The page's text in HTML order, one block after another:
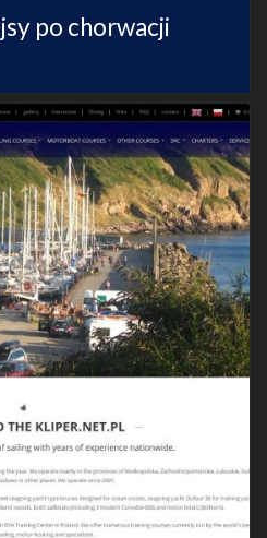
po chorwacji